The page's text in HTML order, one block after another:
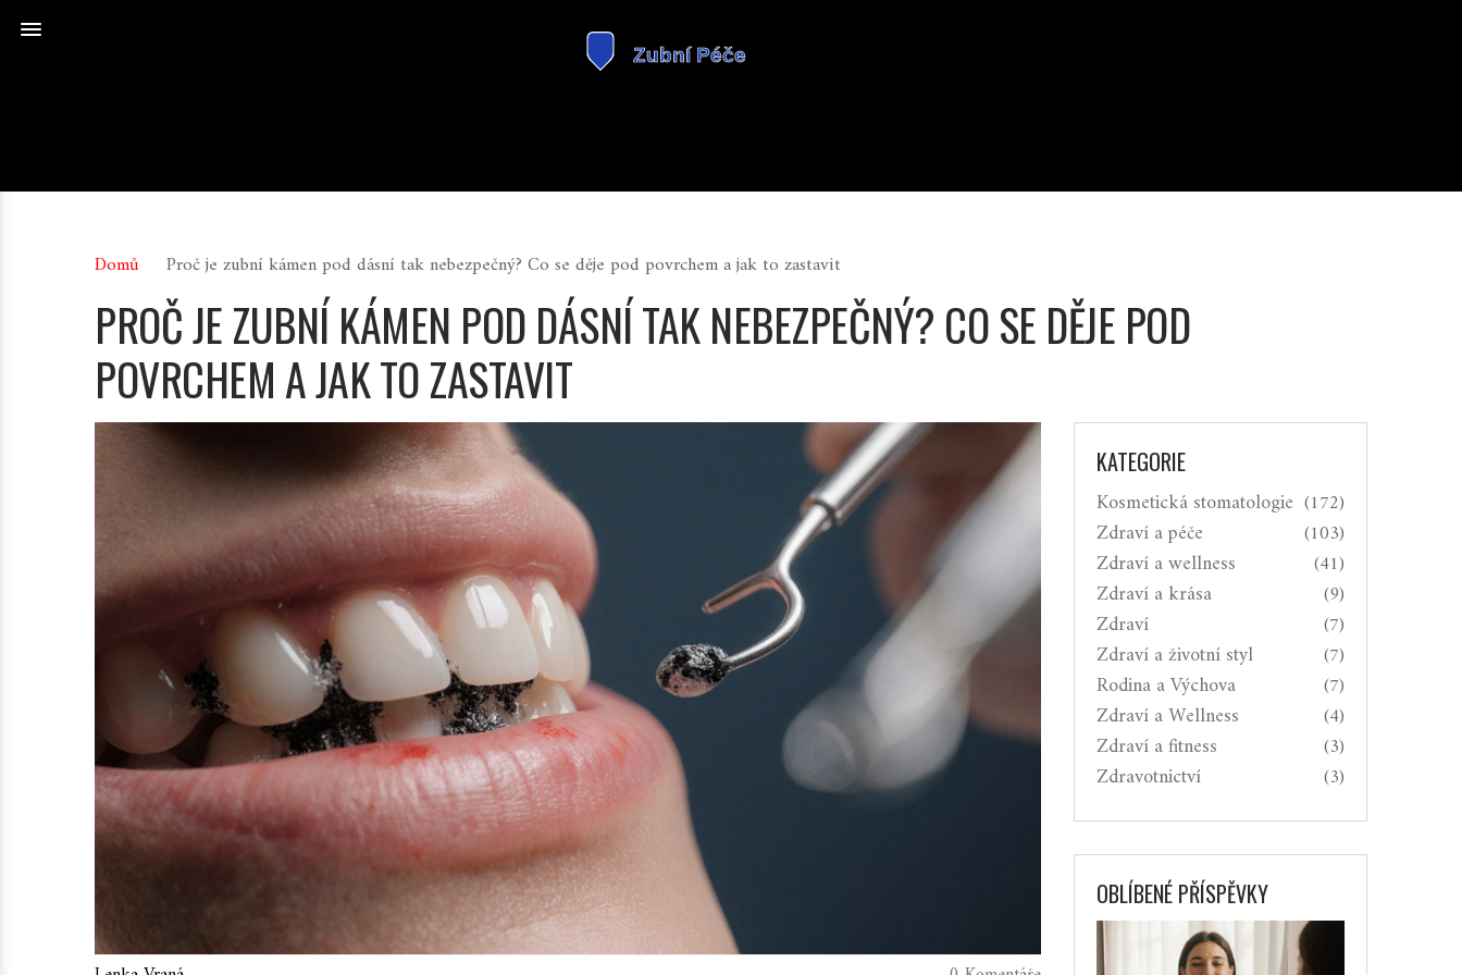
Domů Proč je zubní kámen pod dásní tak nebezpečný? Co se děje pod povrchem a jak to zastavit
PROČ JE ZUBNÍ KÁMEN POD DÁSNÍ TAK NEBEZPEČNÝ? CO SE DĚJE POD
POVRCHEM A JAK TO ZASTAVIT
KATEGORIE
Kosmetická stomatologie (172)
Zdraví a péče (103)
Zdraví a wellness (41)
Zdraví a krása (9)
Zdraví (7)
Zdraví a životní styl (7)
Rodina a Výchova (7)
Zdraví a Wellness (4)
Zdraví a fitness (3)
Zdravotnictví (3)
OBLÍBENÉ PŘÍSPĚVKY